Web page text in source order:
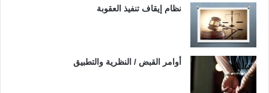
نظام إيقاف تنفيذ العقوبة
أوامر القبض / النظرية والتطبيق